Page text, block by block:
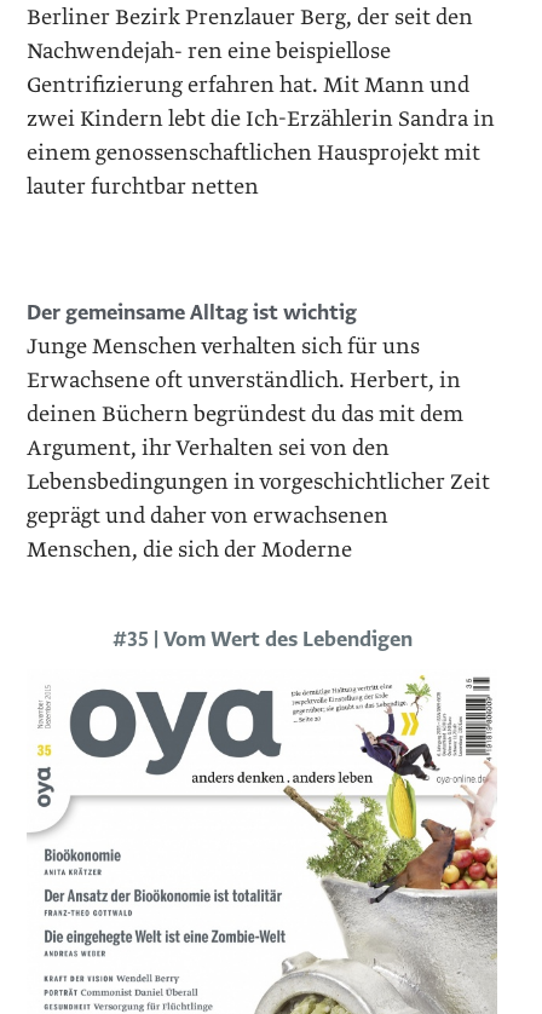
Berliner Bezirk Prenzlauer Berg, der seit den
Nachwendejah- ren eine beispiellose
Gentrifizierung erfahren hat. Mit Mann und
zwei Kindern lebt die Ich-Erzählerin Sandra in
einem genossenschaftlichen Hausprojekt mit
lauter furchtbar netten
Der gemeinsame Alltag ist wichtig
Junge Menschen verhalten sich für uns
Erwachsene oft unverständlich. Herbert, in
deinen Büchern begründest du das mit dem
Argument, ihr Verhalten sei von den
Lebensbedingungen in vorgeschichtlicher Zeit
geprägt und daher von erwachsenen
Menschen, die sich der Moderne
#35 | Vom Wert des Lebendigen